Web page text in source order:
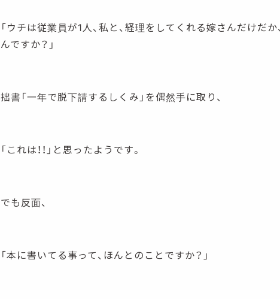
「ウチは従業員が1人、私と、経理をしてくれる嫁さんだけだ
んですか？」
拙書「一年で脱下請するしくみ」を偶然手に取り、
「これは！！」と思ったようです。
でも反面、
「本に書いてる事って、ほんとのことですか？」